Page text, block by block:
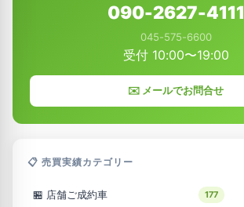
090-2627-4111
045-575-6600
受付 10:00〜19:00
✉️ メールでお問合せ
📋 売買実績カテゴリー
🏪 店舗ご成約車 177